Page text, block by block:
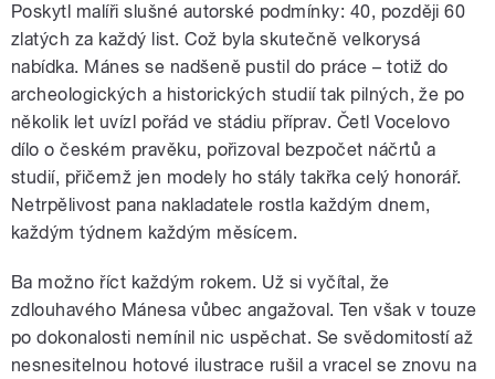
Poskytl malíři slušné autorské podmínky: 40, později 60
zlatých za každý list. Což byla skutečně velkorysá
nabídka. Mánes se nadšeně pustil do práce – totiž do
archeologických a historických studií tak pilných, že po
několik let uvízl pořád ve stádiu příprav. Četl Vocelovo
dílo o českém pravěku, pořizoval bezpočet náčrtů a
studií, přičemž jen modely ho stály takřka celý honorář.
Netrpělivost pana nakladatele rostla každým dnem,
každým týdnem každým měsícem.
Ba možno říct každým rokem. Už si vyčítal, že
zdlouhavého Mánesa vůbec angažoval. Ten však v touze
po dokonalosti nemínil nic uspěchat. Se svědomitostí až
nesnesitelnou hotové ilustrace rušil a vracel se znovu na